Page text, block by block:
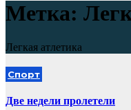
Метка:
Легкая атлетика
Спорт
Две недели пролетели